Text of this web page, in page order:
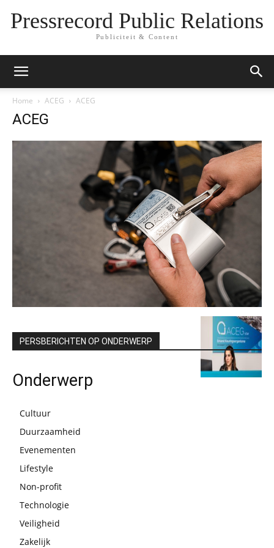
Pressrecord Public Relations
Publiciteit & Content
Home ACEG ACEG
ACEG
PERSBERICHTEN OP ONDERWERP
Onderwerp
Cultuur
Duurzaamheid
Evenementen
Lifestyle
Non-profit
Technologie
Veiligheid
Zakelijk